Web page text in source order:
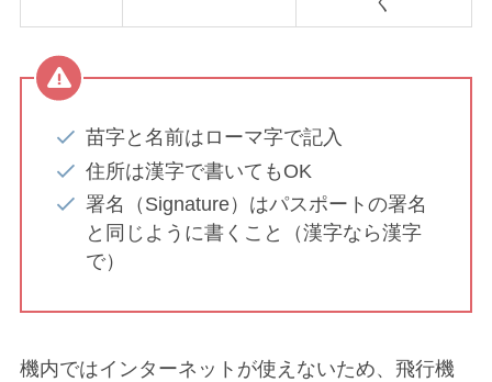
苗字と名前はローマ字で記入
住所は漢字で書いてもOK
署名（Signature）はパスポートの署名
と同じように書くこと（漢字なら漢字
で）
機内ではインターネットが使えないため、飛行機